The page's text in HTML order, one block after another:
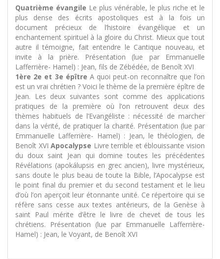
Quatrième évangile Le plus vénérable, le plus riche et le
plus dense des écrits apostoliques est à la fois un
document précieux de l’histoire évangélique et un
enchantement spirituel à la gloire du Christ. Mieux que tout
autre il témoigne, fait entendre le Cantique nouveau, et
invite à la prière. Présentation (lue par Emmanuelle
Lafferrière- Hamel) : Jean, fils de Zébédée, de Benoît XVI
1ère 2e et 3e épître A quoi peut-on reconnaître que l’on
est un vrai chrétien ? Voici le thème de la première épître de
Jean. Les deux suivantes sont comme des applications
pratiques de la première où l’on retrouvent deux des
thèmes habituels de l’Evangéliste : nécessité de marcher
dans la vérité, de pratiquer la charité. Présentation (lue par
Emmanuelle Lafferrière- Hamel) : Jean, le théologien, de
Benoît XVIApocalypse Livre terrible et éblouissante vision
du doux saint Jean qui domine toutes les précédentes
Révélations (apokálupsis en grec ancien), livre mystérieux,
sans doute le plus beau de toute la Bible, l’Apocalypse est
le point final du premier et du second testament et le lieu
d’où l’on aperçoit leur étonnante unité. Ce répertoire qui se
réfère sans cesse aux textes antérieurs, de la Genèse à
saint Paul mérite d’être le livre de chevet de tous les
chrétiens. Présentation (lue par Emmanuelle Lafferrière-
Hamel) : Jean, le Voyant, de Benoît XVI